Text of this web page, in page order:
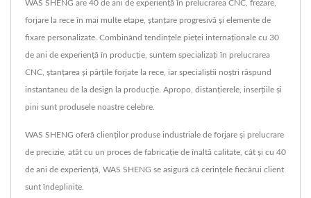
WAS SHENG are 40 de ani de experiență în prelucrarea CNC, frezare,
forjare la rece în mai multe etape, ștanțare progresivă și elemente de
fixare personalizate. Combinând tendințele pieței internaționale cu 30
de ani de experiență în producție, suntem specializați în prelucrarea
CNC, ștanțarea și părțile forjate la rece, iar specialiștii noștri răspund
instantaneu de la design la producție. Apropo, distanțierele, inserțiile și
pini sunt produsele noastre celebre.
WAS SHENG oferă clienților produse industriale de forjare și prelucrare
de precizie, atât cu un proces de fabricație de înaltă calitate, cât și cu 40
de ani de experiență, WAS SHENG se asigură că cerințele fiecărui client
sunt îndeplinite.